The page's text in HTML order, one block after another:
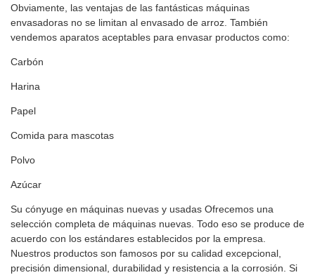
Obviamente, las ventajas de las fantásticas máquinas
envasadoras no se limitan al envasado de arroz. También
vendemos aparatos aceptables para envasar productos como:
Carbón
Harina
Papel
Comida para mascotas
Polvo
Azúcar
Su cónyuge en máquinas nuevas y usadas Ofrecemos una
selección completa de máquinas nuevas. Todo eso se produce de
acuerdo con los estándares establecidos por la empresa.
Nuestros productos son famosos por su calidad excepcional,
precisión dimensional, durabilidad y resistencia a la corrosión. Si